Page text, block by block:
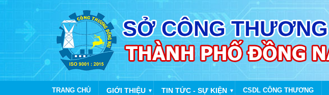
TRANG CHỦ GIỚI THIỆU ▼ TIN TỨC - SỰ KIỆN ▼ CSDL CÔNG THƯƠNG